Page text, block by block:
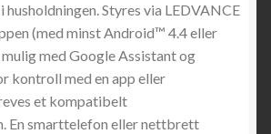
Styres via LEDVANCE
(med minst Android™️ 4.4 eller
med Google Assistant og
kontroll med en app eller
et kompatibelt
En smarttelefon eller nettbrett